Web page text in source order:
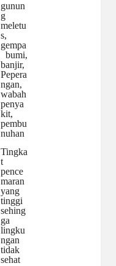
gunun
g
meletu
s,
gempa
bumi,
banjir,
Pepera
ngan,
wabah
penya
kit,
pembu
nuhan
Tingka
t
pence
maran
yang
tinggi
sehing
ga
lingku
ngan
tidak
sehat